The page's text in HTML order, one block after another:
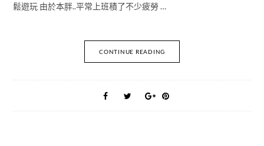
鬆遊玩 由於本胖..平常上班積了不少疲勞 …
CONTINUE READING